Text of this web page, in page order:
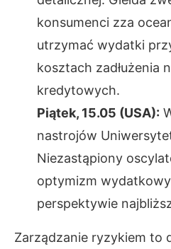
konsumenci zza
utrzymać wydatki
kosztach zadłużenia
kredytowych.
Piątek, 15.05 (USA):
nastrojów
Niezastąpiony
optymizm
perspektywie
Zarządzanie ryzykiem to